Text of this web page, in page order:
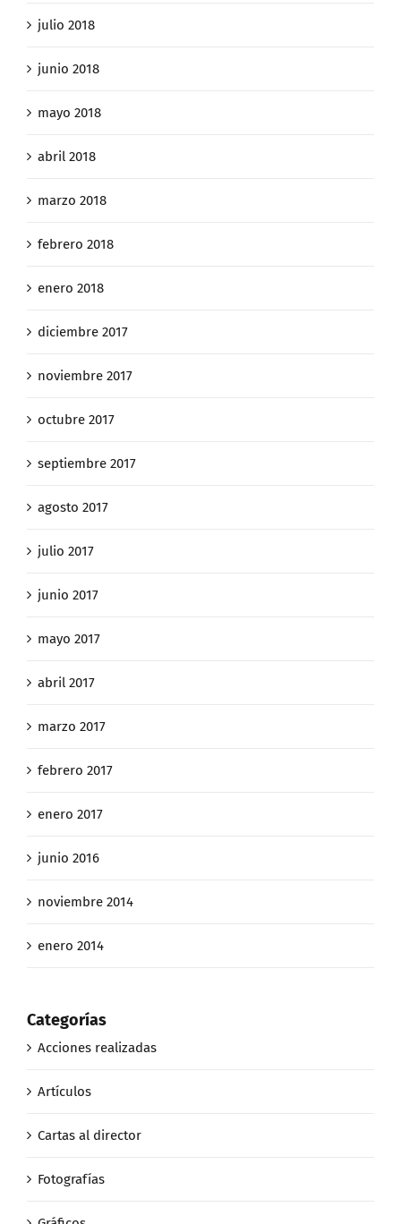
julio 2018
junio 2018
mayo 2018
abril 2018
marzo 2018
febrero 2018
enero 2018
diciembre 2017
noviembre 2017
octubre 2017
septiembre 2017
agosto 2017
julio 2017
junio 2017
mayo 2017
abril 2017
marzo 2017
febrero 2017
enero 2017
junio 2016
noviembre 2014
enero 2014
Categorías
Acciones realizadas
Artículos
Cartas al director
Fotografías